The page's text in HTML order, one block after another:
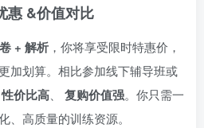
惠 &价值对比
+ 解析 ，你将享受限时特惠价，
加划算。相比参加线下辅导班或
性价比高 复购价值强。你只需一
、高质量的训练资源。